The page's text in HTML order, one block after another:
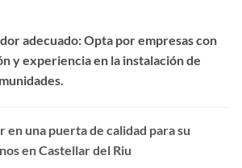
adecuado: Opta por empresas con
y experiencia en la instalación de
una puerta de calidad para su
en Castellar del Riu